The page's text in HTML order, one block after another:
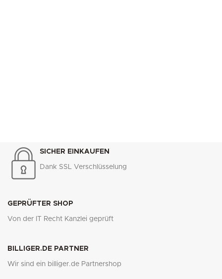
SICHER EINKAUFEN
Dank SSL Verschlüsselung
GEPRÜFTER SHOP
Von der IT Recht Kanzlei geprüft
BILLIGER.DE PARTNER
Wir sind ein billiger.de Partnershop